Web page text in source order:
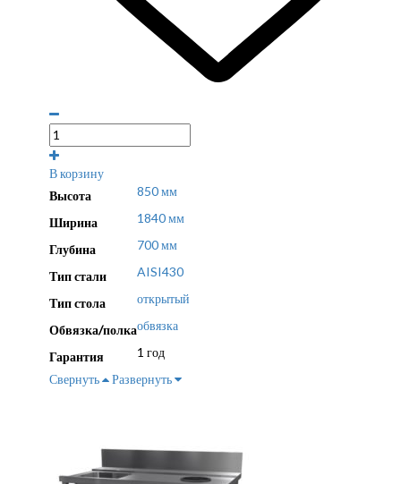
В корзину
Высота
850 мм
Ширина 1840 мм
Глубина 700 мм
Тип стали AISI430
Тип стола открытый
Обвязка/полкаобвязка
Гарантия
1 год
Свернуть
Развернуть